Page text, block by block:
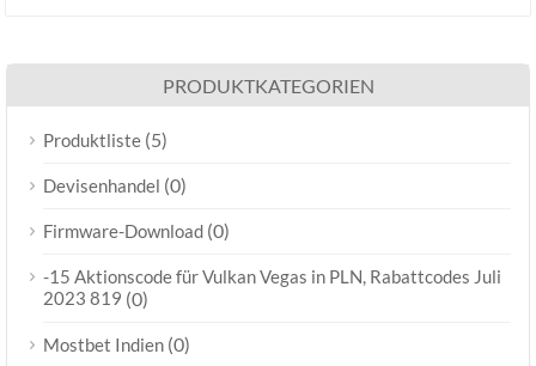
PRODUKTKATEGORIEN
Produktliste (5)
Devisenhandel (0)
Firmware-Download (0)
-15 Aktionscode für Vulkan Vegas in PLN, Rabattcodes Juli
2023 819 (0)
Mostbet Indien (0)